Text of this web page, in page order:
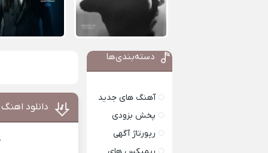
دانلود
دسته‌بندی‌ها
آهنگ های جدید
پخش بزودی
رپورتاژ آگهی